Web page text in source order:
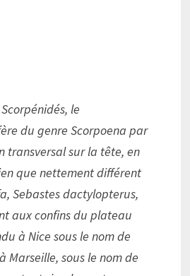
le
du genre Scorpoena par
transversal sur la tête, en
que nettement différent
Sebastes dactylopterus,
aux confins du plateau
à Nice sous le nom de
Marseille, sous le nom de